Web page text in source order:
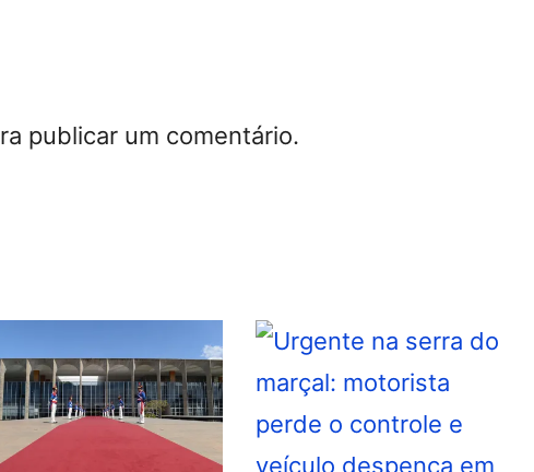
publicar um comentário.